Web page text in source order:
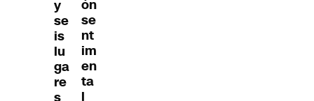
y
se
is
lu
ga
re
s
ón
se
nt
im
en
ta
l